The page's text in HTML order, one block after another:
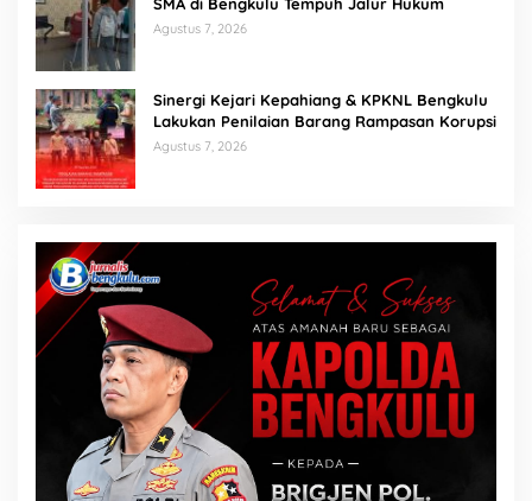
Agustus 7, 2026
Sinergi Kejari Kepahiang & KPKNL Bengkulu
Lakukan Penilaian Barang Rampasan Korupsi
Agustus 7, 2026